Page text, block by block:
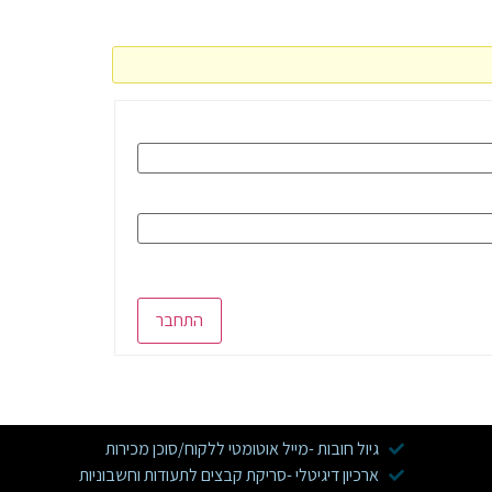
התחבר
גיול חובות -מייל אוטומטי ללקוח/סוכן מכירות
ארכיון דיגיטלי -סריקת קבצים לתעודות וחשבוניות